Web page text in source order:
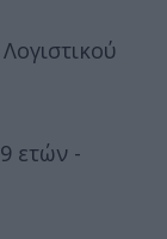
ετών -